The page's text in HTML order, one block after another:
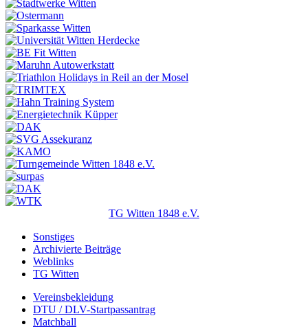
TG Witten 1848 e.V.
Sonstiges
Archivierte Beiträge
Weblinks
TG Witten
Vereinsbekleidung
DTU / DLV-Startpassantrag
Matchball